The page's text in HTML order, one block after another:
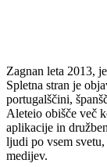
Zagnan leta 2013,
Spletna stran je
portugalščini,
Aleteio obišče več
aplikacije in
ljudi po vsem
medijev.